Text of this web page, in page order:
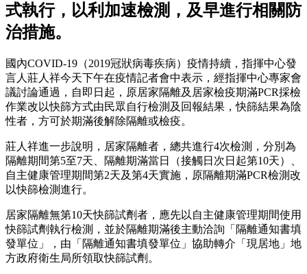
式執行，以利加速檢測，及早進行相關防
治措施。
國內COVID-19（2019冠狀病毒疾病）疫情持續，指揮中心發
言人莊人祥今天下午在疫情記者會中表示，經指揮中心專家會
議討論通過，自即日起，原居家隔離及居家檢疫期滿PCR採檢
作業改以快篩方式由民眾自行檢測及回報結果，快篩結果為陰
性者，方可於期滿後解除隔離或檢疫。
莊人祥進一步說明，居家隔離者，總共進行4次檢測，分別為
隔離期間第5至7天、隔離期滿當日（接觸日次日起第10天）、
自主健康管理期間第2天及第4天實施，原隔離期滿PCR檢測改
以快篩檢測進行。
居家隔離無第10天快篩試劑者，應先以自主健康管理期間使用
快篩試劑執行檢測，並於隔離期滿後主動洽詢「隔離通知書填
發單位」，由「隔離通知書填發單位」協助轉介「現居地」地
方政府衛生局所領取快篩試劑。